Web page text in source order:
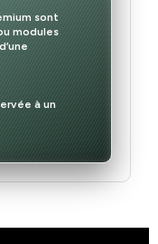
sont
modules
à un